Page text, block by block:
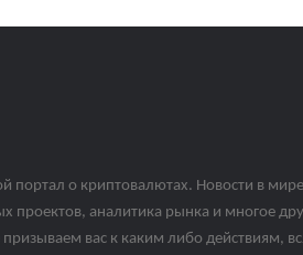
портал о криптовалютах. Новости в мире
проектов, аналитика рынка и многое
вас к каким либо действиям,